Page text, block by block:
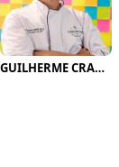
GUILHERME CRAMER BALLE